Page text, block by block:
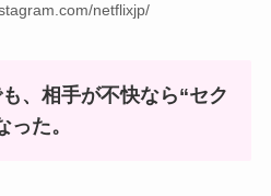
netflixjp/
、相手が不快なら“セク
った。